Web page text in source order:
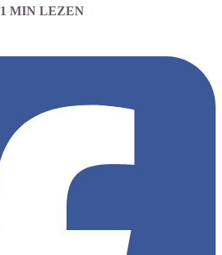
1 MIN LEZEN